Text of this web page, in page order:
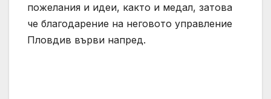
пожелания и идеи, както и медал, затова
че благодарение на неговото управление
Пловдив върви напред.